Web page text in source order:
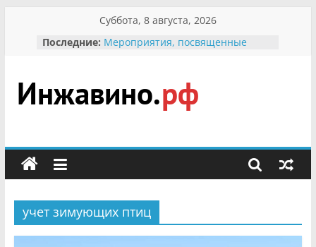
содержимому
Суббота, 8 августа, 2026
Последние: Мероприятия, посвященные
гражданин Инжавинского округа»
участнице Великой
Отечественной, фронтовичке
Безопасность в сети Интернет
мероприятии «Сохраним
первоцветы!»
В вольере Воронинского
заповедника родились крапчатые
суслики
Инжавино.рф
сельский
портал
учет зимующих птиц